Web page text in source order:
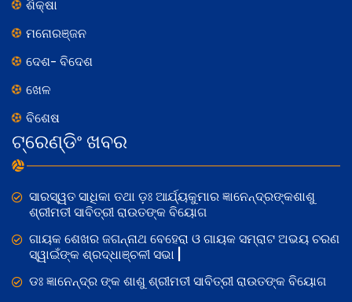
ଶିକ୍ଷା
ମନୋରଞ୍ଜନ
ଦେଶ- ବିଦେଶ
ଖେଳ
ବିଶେଷ
ଟ୍ରେଣ୍ଡିଂ ଖବର
ସାରସ୍ୱତ ସାଧିକା ତଥା ଡ଼ଃ ଆର୍ଯ୍ୟକୁମାର ଜ୍ଞାନେନ୍ଦ୍ରଙ୍କଶାଶୁ
ଶ୍ରୀମତୀ ସାବିତ୍ରୀ ରାଉତଙ୍କ ବିୟୋଗ
ଗାୟକ ଶେଖର ଜଗନ୍ନାଥ ବେହେରା ଓ ଗାୟକ ସମ୍ରାଟ ଅଭୟ ଚରଣ
ସ୍ୱାଇଁଙ୍କ ଶ୍ରଦ୍ଧାଞ୍ଚଳୀ ସଭା |
ଡଃ ଜ୍ଞାନେନ୍ଦ୍ର ଙ୍କ ଶାଶୁ ଶ୍ରୀମତୀ ସାବିତ୍ରୀ ରାଉତଙ୍କ ବିୟୋଗ